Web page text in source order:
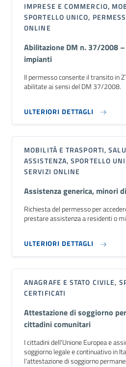
IMPRESE E COMMERCIO,
SPORTELLO UNICO,
ONLINE
Abilitazione DM n. 37/2008
impianti
Il permesso consente il transito in
abilitate ai sensi del DM 37/2008.
ULTERIORI DETTAGLI
MOBILITÀ E TRASPORTI,
ASSISTENZA, SPORTELLO
SERVIZI ONLINE
Assistenza generica, minori
Richiesta del permesso per
prestare assistenza a residenti o
ULTERIORI DETTAGLI
ANAGRAFE E STATO CIVILE,
CERTIFICATI
Attestazione di soggiorno
cittadini comunitari
I cittadini dell'Unione Europea e
soggiorno legale e continuativo in
l'attestazione di soggiorno